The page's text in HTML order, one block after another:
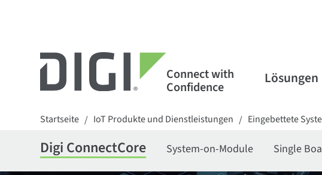
Connect with
Confidence Lösungen
Startseite / IoT Produkte und Dienstleistungen / Eingebettete
Digi ConnectCore System-on-Module Single